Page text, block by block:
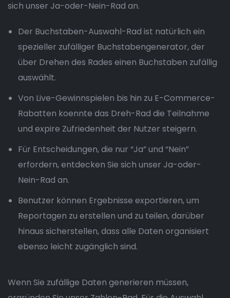
sich unser Ja-oder-Nein-Rad an.
Der Buchstaben-Auswahl-Rad ist natürlich ein
spezieller zufälliger Buchstabengenerator, der
über Drehen des Rades einen Buchstaben zufällig
auswählt.
Von Live-Gewinnspielen bis hin zu E-Commerce-
Rabatten koennte das Dreh-Rad die Teilnahme
und expire Zufriedenheit der Nutzer steigern.
Für Entscheidungen, die nur “Ja” und “Nein”
erfordern, entdecken Sie sich unser Ja-oder-
Nein-Rad an.
Benutzer können Ergebnisse exportieren, um
Reportagen zu erstellen und zu teilen, darüber
hinaus sicherstellen, dass alle Daten organisiert
ebenso leicht zugänglich sind.
Wenn Sie zufällige Daten generieren müssen,